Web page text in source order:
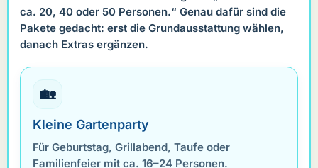
ca. 20, 40 oder 50 Personen.“ Genau dafür sind die
Pakete gedacht: erst die Grundausstattung wählen,
danach Extras ergänzen.
🏡
Kleine Gartenparty
Für Geburtstag, Grillabend, Taufe oder
Familienfeier mit ca. 16–24 Personen.